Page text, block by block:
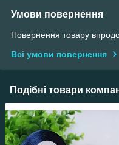
Умови повернення
Повернення товару
Всі умови повернення
Подібні товари